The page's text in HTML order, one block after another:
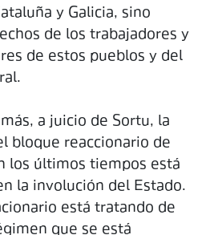
y Galicia, sino
de los trabajadores y
de estos pueblos y del
a juicio de Sortu, la
bloque reaccionario de
los últimos tiempos está
la involución del Estado.
está tratando de
que se está